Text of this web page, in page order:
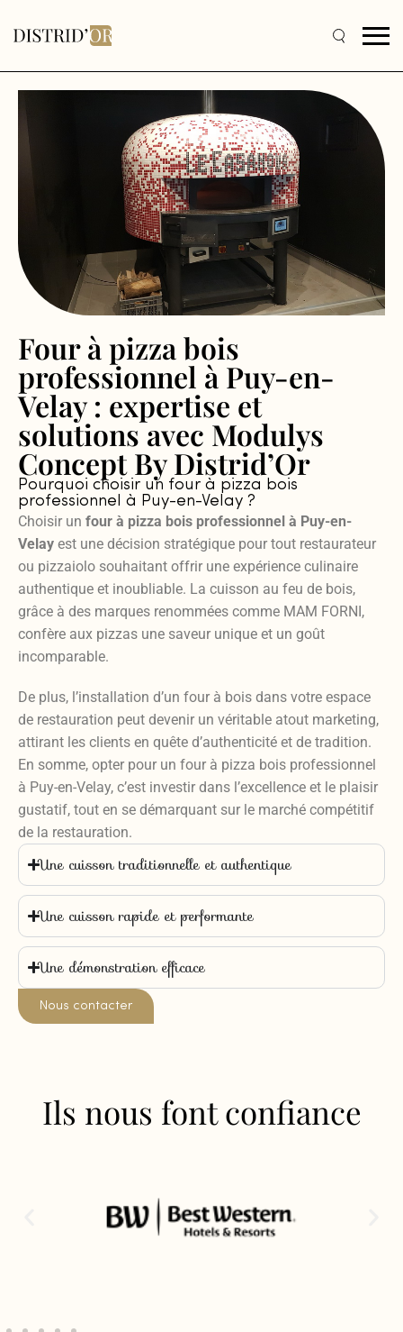
Four à pizza bois
professionnel à Puy-en-
Velay : expertise et
solutions avec Modulys
Concept By Distrid’Or
Pourquoi choisir un four à pizza bois
professionnel à Puy-en-Velay ?
Choisir un four à pizza bois professionnel à Puy-en-
Velay est une décision stratégique pour tout restaurateur
ou pizzaiolo souhaitant offrir une expérience culinaire
authentique et inoubliable. La cuisson au feu de bois,
grâce à des marques renommées comme MAM FORNI,
confère aux pizzas une saveur unique et un goût
incomparable.
De plus, l’installation d’un four à bois dans votre espace
de restauration peut devenir un véritable atout marketing,
attirant les clients en quête d’authenticité et de tradition.
En somme, opter pour un four à pizza bois professionnel
à Puy-en-Velay, c’est investir dans l’excellence et le plaisir
gustatif, tout en se démarquant sur le marché compétitif
de la restauration.
Une cuisson traditionnelle et authentique
Une cuisson rapide et performante
Une démonstration efficace
Nous contacter
Ils nous font confiance